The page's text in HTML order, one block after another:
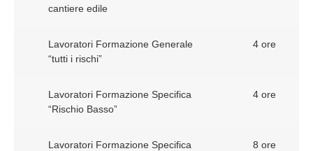
cantiere edile
Lavoratori Formazione Generale
“tutti i rischi”
4 ore
Lavoratori Formazione Specifica
“Rischio Basso”
4 ore
Lavoratori Formazione Specifica
8 ore